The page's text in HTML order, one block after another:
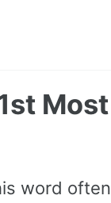
Most
word often